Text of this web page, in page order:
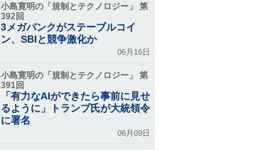
小島寛明の「規制とテクノロジー」 第
392回
3メガバンクがステーブルコイ
ン、SBIと競争激化か
06月16日
小島寛明の「規制とテクノロジー」 第
391回
「有力なAIができたら事前に見せ
るように」トランプ氏が大統領令
に署名
06月09日